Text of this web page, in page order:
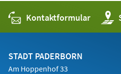
Kontaktformular
in
STADT PADERBORN
Am Hoppenhof 33